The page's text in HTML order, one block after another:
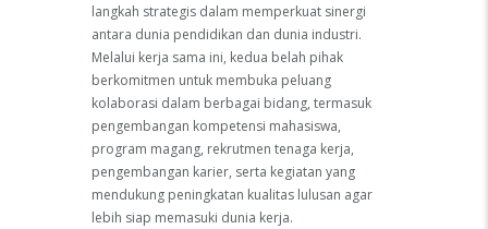
langkah strategis dalam memperkuat sinergi
antara dunia pendidikan dan dunia industri.
Melalui kerja sama ini, kedua belah pihak
berkomitmen untuk membuka peluang
kolaborasi dalam berbagai bidang, termasuk
pengembangan kompetensi mahasiswa,
program magang, rekrutmen tenaga kerja,
pengembangan karier, serta kegiatan yang
mendukung peningkatan kualitas lulusan agar
lebih siap memasuki dunia kerja.